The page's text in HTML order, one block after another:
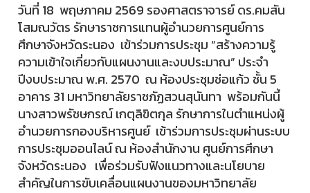
วันที่ 18 พฤษภาคม 2569 รองศาสตราจารย์ ดร.คมสัน
โสมณวัตร รักษาราชการแทนผู้อำนวยการศูนย์การ
ศึกษาจังหวัดระนอง เข้าร่วมการประชุม “สร้างความรู้
ความเข้าใจเกี่ยวกับแผนงานและงบประมาณ” ประจำ
ปีงบประมาณ พ.ศ. 2570 ณ ห้องประชุมช่อแก้ว ชั้น 5
อาคาร 31 มหาวิทยาลัยราชภัฏสวนสุนันทา พร้อมกันนี้
นางสาวพรัชษกรณ์ เกตุลิขิตกุล รักษาการในตำแหน่งผู้
อำนวยการกองบริหารศูนย์ เข้าร่วมการประชุมผ่านระบบ
การประชุมออนไลน์ ณ ห้องสำนักงาน ศูนย์การศึกษา
จังหวัดระนอง เพื่อร่วมรับฟังแนวทางและนโยบาย
สำคัญในการขับเคลื่อนแผนงานของมหาวิทยาลัย